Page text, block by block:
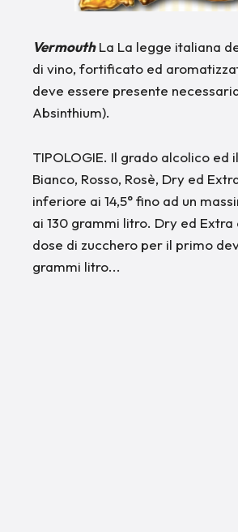
VermouthLa La legge italiana
di vino, fortificato ed
deve essere presente
Absinthium).
TIPOLOGIE. Il grado alcolico
Bianco, Rosso, Rosè, Dry ed
inferiore ai 14,5° fino ad un
ai 130 grammi litro. Dry ed
dose di zucchero per il primo
grammi litro...